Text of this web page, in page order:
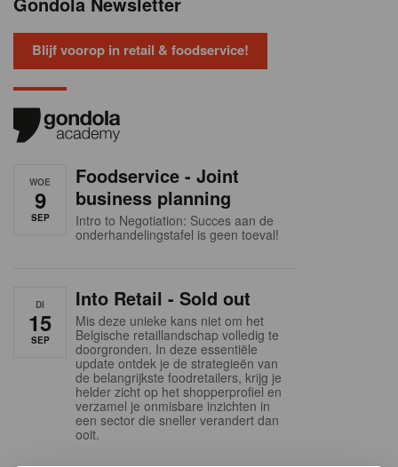
Blijf voorop in retail & foodservice!
WOE
9
SEP
Foodservice - Joint
business planning
Intro to Negotiation: Succes aan de
onderhandelingstafel is geen toeval!
DI
15
SEP
Into Retail - Sold out
Mis deze unieke kans niet om het
Belgische retaillandschap volledig te
doorgronden. In deze essentiële
update ontdek je de strategieën van
de belangrijkste foodretailers, krijg je
helder zicht op het shopperprofiel en
verzamel je onmisbare inzichten in
een sector die sneller verandert dan
ooit.